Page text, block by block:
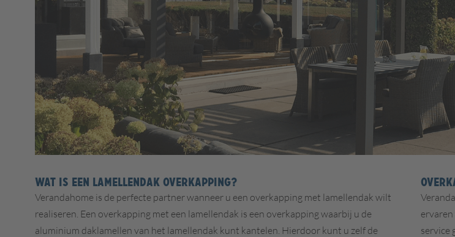
WAT IS EEN LAMELLENDAK OVERKAPPING?
Verandahome is de perfecte partner wanneer u een overkapping met lamellendak wilt
realiseren. Een overkapping met een lamellendak is een overkapping waarbij u de
aluminium daklamellen van het lamellendak kunt kantelen. Hierdoor kunt u zelf de
service